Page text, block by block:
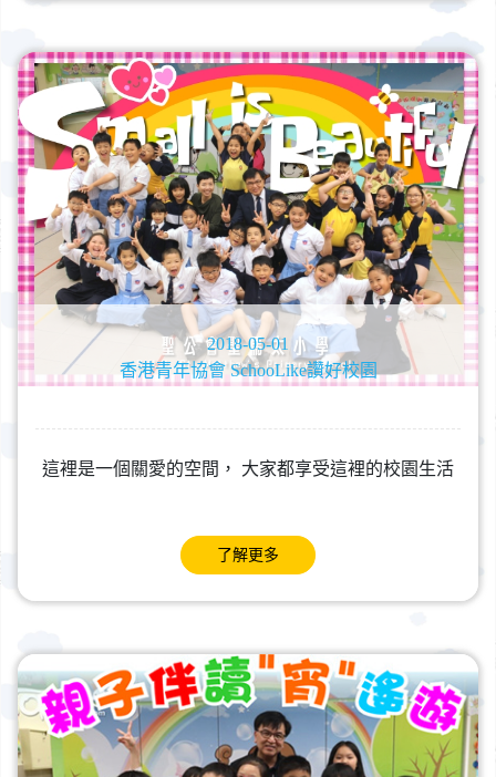
2018-05-01
香港青年協會 SchooLike讚好校園
這裡是一個關愛的空間， 大家都享受這裡的校園生活
了解更多